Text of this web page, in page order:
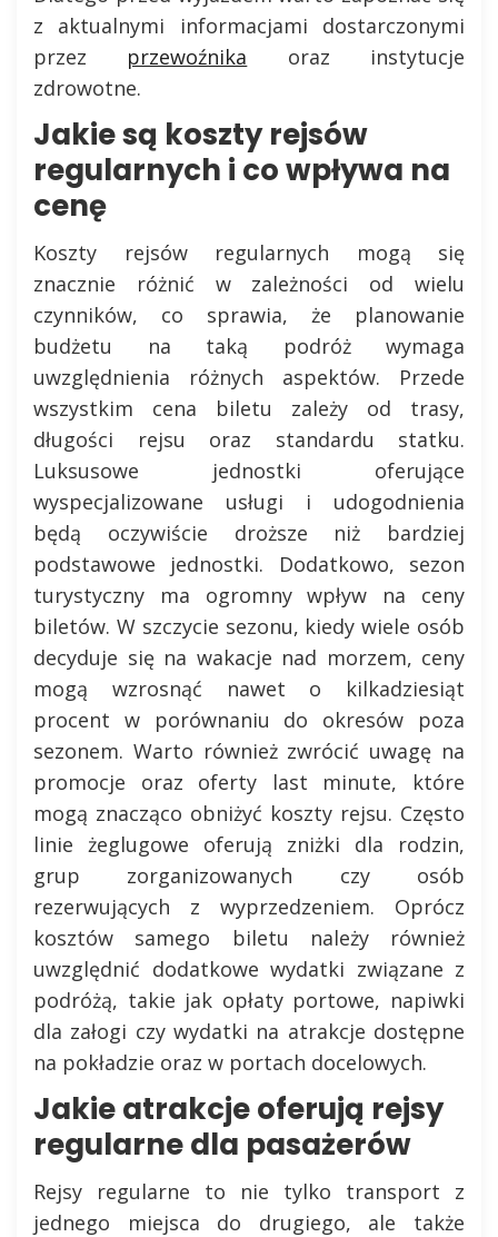
z aktualnymi informacjami dostarczonymi
przez przewoźnika oraz instytucje
zdrowotne.
Jakie są koszty rejsów
regularnych i co wpływa na
cenę
Koszty rejsów regularnych mogą się
znacznie różnić w zależności od wielu
czynników, co sprawia, że planowanie
budżetu na taką podróż wymaga
uwzględnienia różnych aspektów. Przede
wszystkim cena biletu zależy od trasy,
długości rejsu oraz standardu statku.
Luksusowe jednostki oferujące
wyspecjalizowane usługi i udogodnienia
będą oczywiście droższe niż bardziej
podstawowe jednostki. Dodatkowo, sezon
turystyczny ma ogromny wpływ na ceny
biletów. W szczycie sezonu, kiedy wiele osób
decyduje się na wakacje nad morzem, ceny
mogą wzrosnąć nawet o kilkadziesiąt
procent w porównaniu do okresów poza
sezonem. Warto również zwrócić uwagę na
promocje oraz oferty last minute, które
mogą znacząco obniżyć koszty rejsu. Często
linie żeglugowe oferują zniżki dla rodzin,
grup zorganizowanych czy osób
rezerwujących z wyprzedzeniem. Oprócz
kosztów samego biletu należy również
uwzględnić dodatkowe wydatki związane z
podróżą, takie jak opłaty portowe, napiwki
dla załogi czy wydatki na atrakcje dostępne
na pokładzie oraz w portach docelowych.
Jakie atrakcje oferują rejsy
regularne dla pasażerów
Rejsy regularne to nie tylko transport z
jednego miejsca do drugiego, ale także